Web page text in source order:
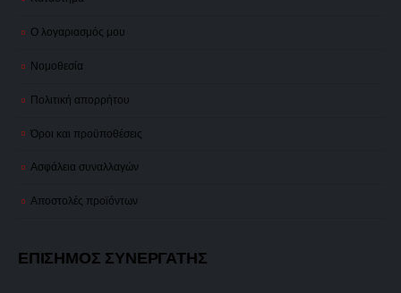
Ο λογαριασμός μου
Νομοθεσία
Πολιτική απορρήτου
Όροι και προϋποθέσεις
Ασφάλεια συναλλαγών
Αποστολές προϊόντων
ΕΠΙΣΗΜΟΣ ΣΥΝΕΡΓΑΤΗΣ